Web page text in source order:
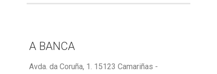
A BANCA
Avda. da Coruña, 1. 15123 Camariñas -